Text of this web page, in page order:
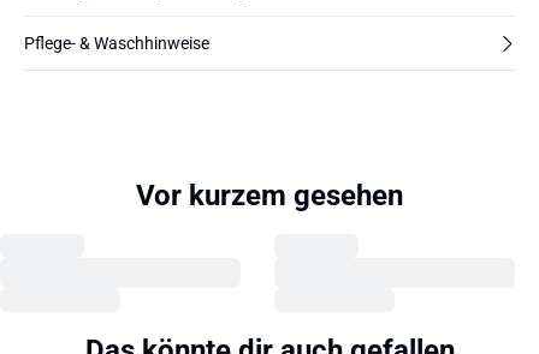
Pflege- & Waschhinweise
Vor kurzem gesehen